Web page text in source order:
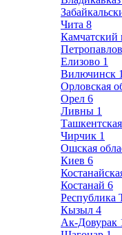
Чита 8
Камчатский
Елизово 1
Вилючинск 1
Орловская
Орел 6
Ливны 1
Чирчик 1
Ошская
Киев 6
Костанай 6
Республика
Кызыл 4
Ак-Довурак